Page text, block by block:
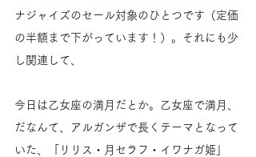
ナジャイズのセール対象のひとつです（定価
の半額まで下がっています！）。それにも少
し関連して、
今日は乙女座の満月だとか。乙女座で満月、
だなんて、アルガンザで長くテーマとなって
いた、「リリス・月セラフ・イワナガ姫」